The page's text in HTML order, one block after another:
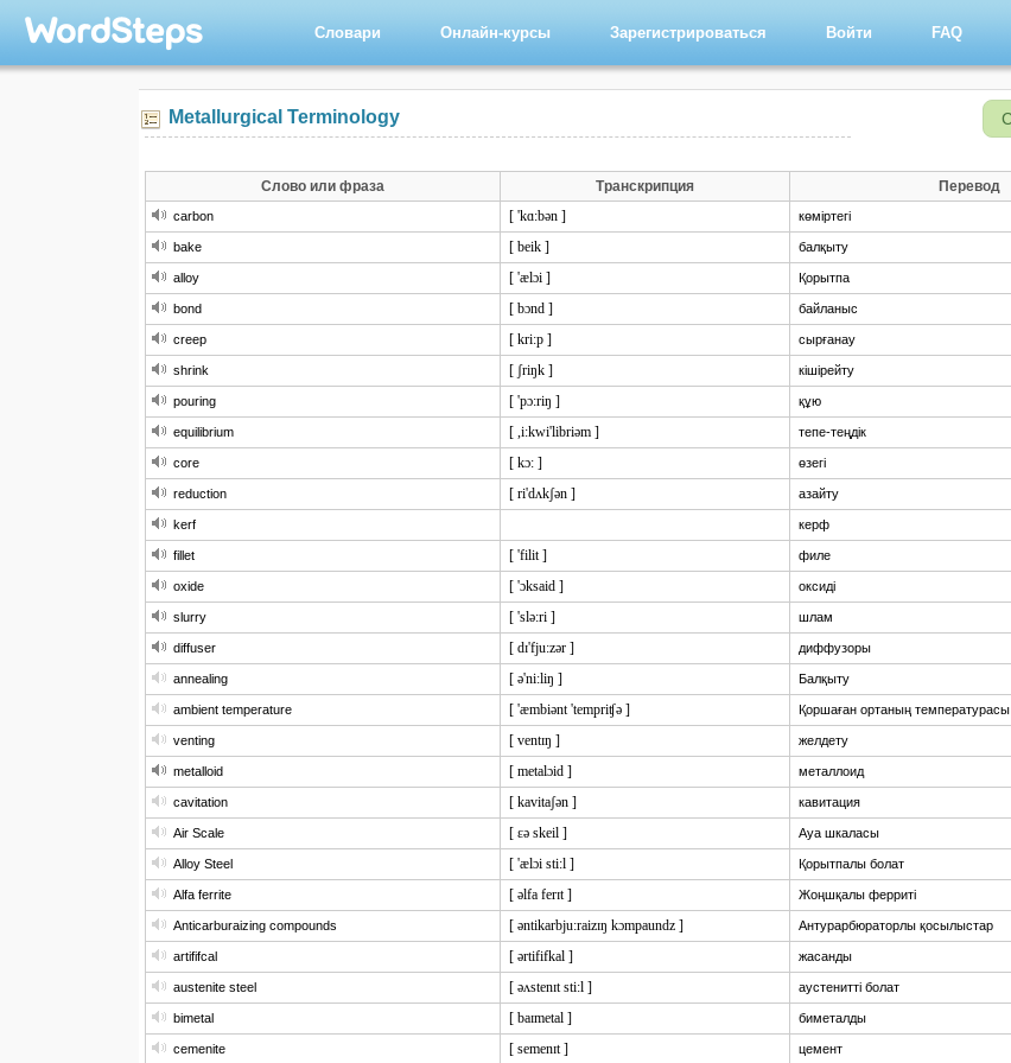
Словари Онлайн-курсы Зарегистрироваться Войти FAQ
Metallurgical Terminology
Слово или фраза Транскрипция Перевод
carbon [ 'kɑ:bən ] көміртегі
bake [ beik ] балқыту
alloy [ 'ælɔi ] Қорытпа
bond [ bɔnd ] байланыс
creep [ kri:p ] сырғанау
shrink [ ʃriŋk ] кішірейту
pouring [ 'pɔ:riŋ ] құю
equilibrium [ ,i:kwi'libriəm ] тепе-теңдік
core [ kɔ: ] өзегі
reduction [ ri'dʌkʃən ] азайту
kerf керф
fillet [ 'filit ] филе
oxide [ 'ɔksaid ] оксиді
slurry [ 'slə:ri ] шлам
diffuser [ dɪ'fju:zər ] диффузоры
annealing [ ə'ni:liŋ ] Балқыту
ambient temperature [ 'æmbiənt 'tempriʧə ] Қоршаған ортаның температурасы
venting [ ventɪŋ ] желдету
metalloid [ metalɔid ] металлоид
cavitation [ kavitaʃən ] кавитация
Air Scale [ ɛə skeil ] Ауа шкаласы
Alloy Steel [ 'ælɔi sti:l ] Қорытпалы болат
Alfa ferrite [ əlfa ferɪt ] Жоңшқалы ферриті
Anticarburaizing compounds [ əntikarbju:raizɪŋ kɔmpaundz ] Антурарбюраторлы қосылыстар
artififcal [ ərtififkal ] жасанды
austenite steel [ əʌstenɪt sti:l ] аустенитті болат
bimetal [ baɪmetal ] биметалды
cemenite [ semenɪt ] цемент